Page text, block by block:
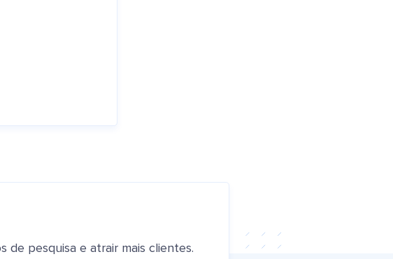
de pesquisa e atrair mais clientes.